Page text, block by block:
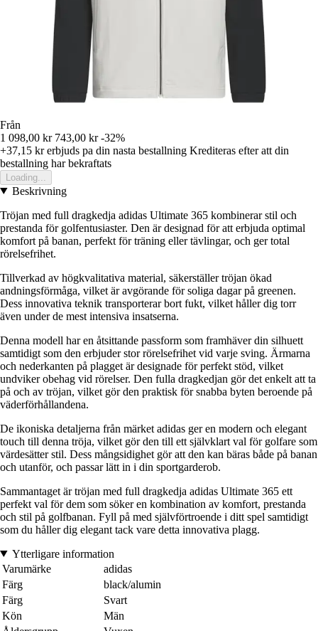
Från
1 098,00 kr 743,00 kr -32%
+37,15 krerbjuds pa din nasta bestallning Krediteras efter att din
bestallning har bekraftats
Loading...
Beskrivning
Tröjan med full dragkedja adidas Ultimate 365 kombinerar stil och
prestanda för golfentusiaster. Den är designad för att erbjuda optimal
komfort på banan, perfekt för träning eller tävlingar, och ger total
rörelsefrihet.
Tillverkad av högkvalitativa material, säkerställer tröjan ökad
andningsförmåga, vilket är avgörande för soliga dagar på greenen.
Dess innovativa teknik transporterar bort fukt, vilket håller dig torr
även under de mest intensiva insatserna.
Denna modell har en åtsittande passform som framhäver din silhuett
samtidigt som den erbjuder stor rörelsefrihet vid varje sving. Ärmarna
och nederkanten på plagget är designade för perfekt stöd, vilket
undviker obehag vid rörelser. Den fulla dragkedjan gör det enkelt att ta
på och av tröjan, vilket gör den praktisk för snabba byten beroende på
väderförhållandena.
De ikoniska detaljerna från märket adidas ger en modern och elegant
touch till denna tröja, vilket gör den till ett självklart val för golfare som
värdesätter stil. Dess mångsidighet gör att den kan bäras både på banan
och utanför, och passar lätt in i din sportgarderob.
Sammantaget är tröjan med full dragkedja adidas Ultimate 365 ett
perfekt val för dem som söker en kombination av komfort, prestanda
och stil på golfbanan. Fyll på med självförtroende i ditt spel samtidigt
som du håller dig elegant tack vare detta innovativa plagg.
Ytterligare information
Varumärke
adidas
Färg
black/alumin
Färg
Svart
Kön
Män